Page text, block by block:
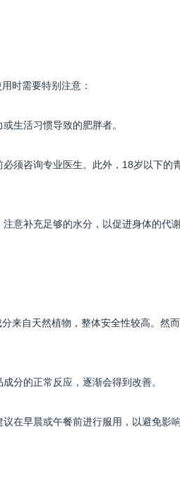
时需要特别注意：
生活习惯导致的肥胖者。
须咨询专业医生。此外，18岁以下的
意补充足够的水分，以促进身体的代
来自天然植物，整体安全性较高。然而
分的正常反应，逐渐会得到改善。
在早晨或午餐前进行服用，以避免影